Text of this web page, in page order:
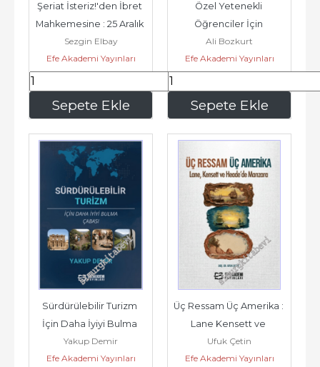
Sepete Ekle
Şeriat İsteriz!'den İbret
Mahkemesine : 25 Aralık
1930–27 Şubat 1931...
Sezgin Elbay
Efe Akademi Yayınları
540,00 Sepete Ekle
Özel Yetenekli
Öğrenciler İçin
Matematik Etkinlikleri :
EDGA Temelli...
Ali Bozkurt
Efe Akademi Yayınları
450,00
Sürdürülebilir Turizm
İçin Daha İyiyi Bulma
Çabası -
Yakup Demir
Efe Akademi Yayınları
Üç Ressam Üç Amerika :
Lane Kensett ve
Heade'de Manzara -
Ufuk Çetin
Efe Akademi Yayınları